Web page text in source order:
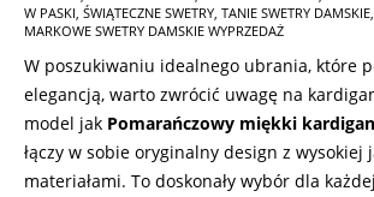
17
W PASKI, ŚWIĄTECZNE SWETRY, TANIE SWETRY DAMSKIE,
MARKOWE SWETRY DAMSKIE WYPRZEDAŻ
W poszukiwaniu idealnego ubrania, które
elegancją, warto zwrócić uwagę na
model jak Pomarańczowy miękki
łączy w sobie oryginalny design z wysokiej
materiałami. To doskonały wybór dla